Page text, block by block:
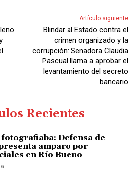
Artículo siguiente
Blindar al Estado contra el
crimen organizado y la
corrupción: Senadora Claudia
Pascual llama a aprobar el
levantamiento del secreto
bancario
Recientes
Defensa de
amparo por
en Río Bueno